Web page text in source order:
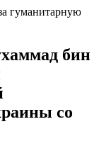
гуманитарную
бин
со